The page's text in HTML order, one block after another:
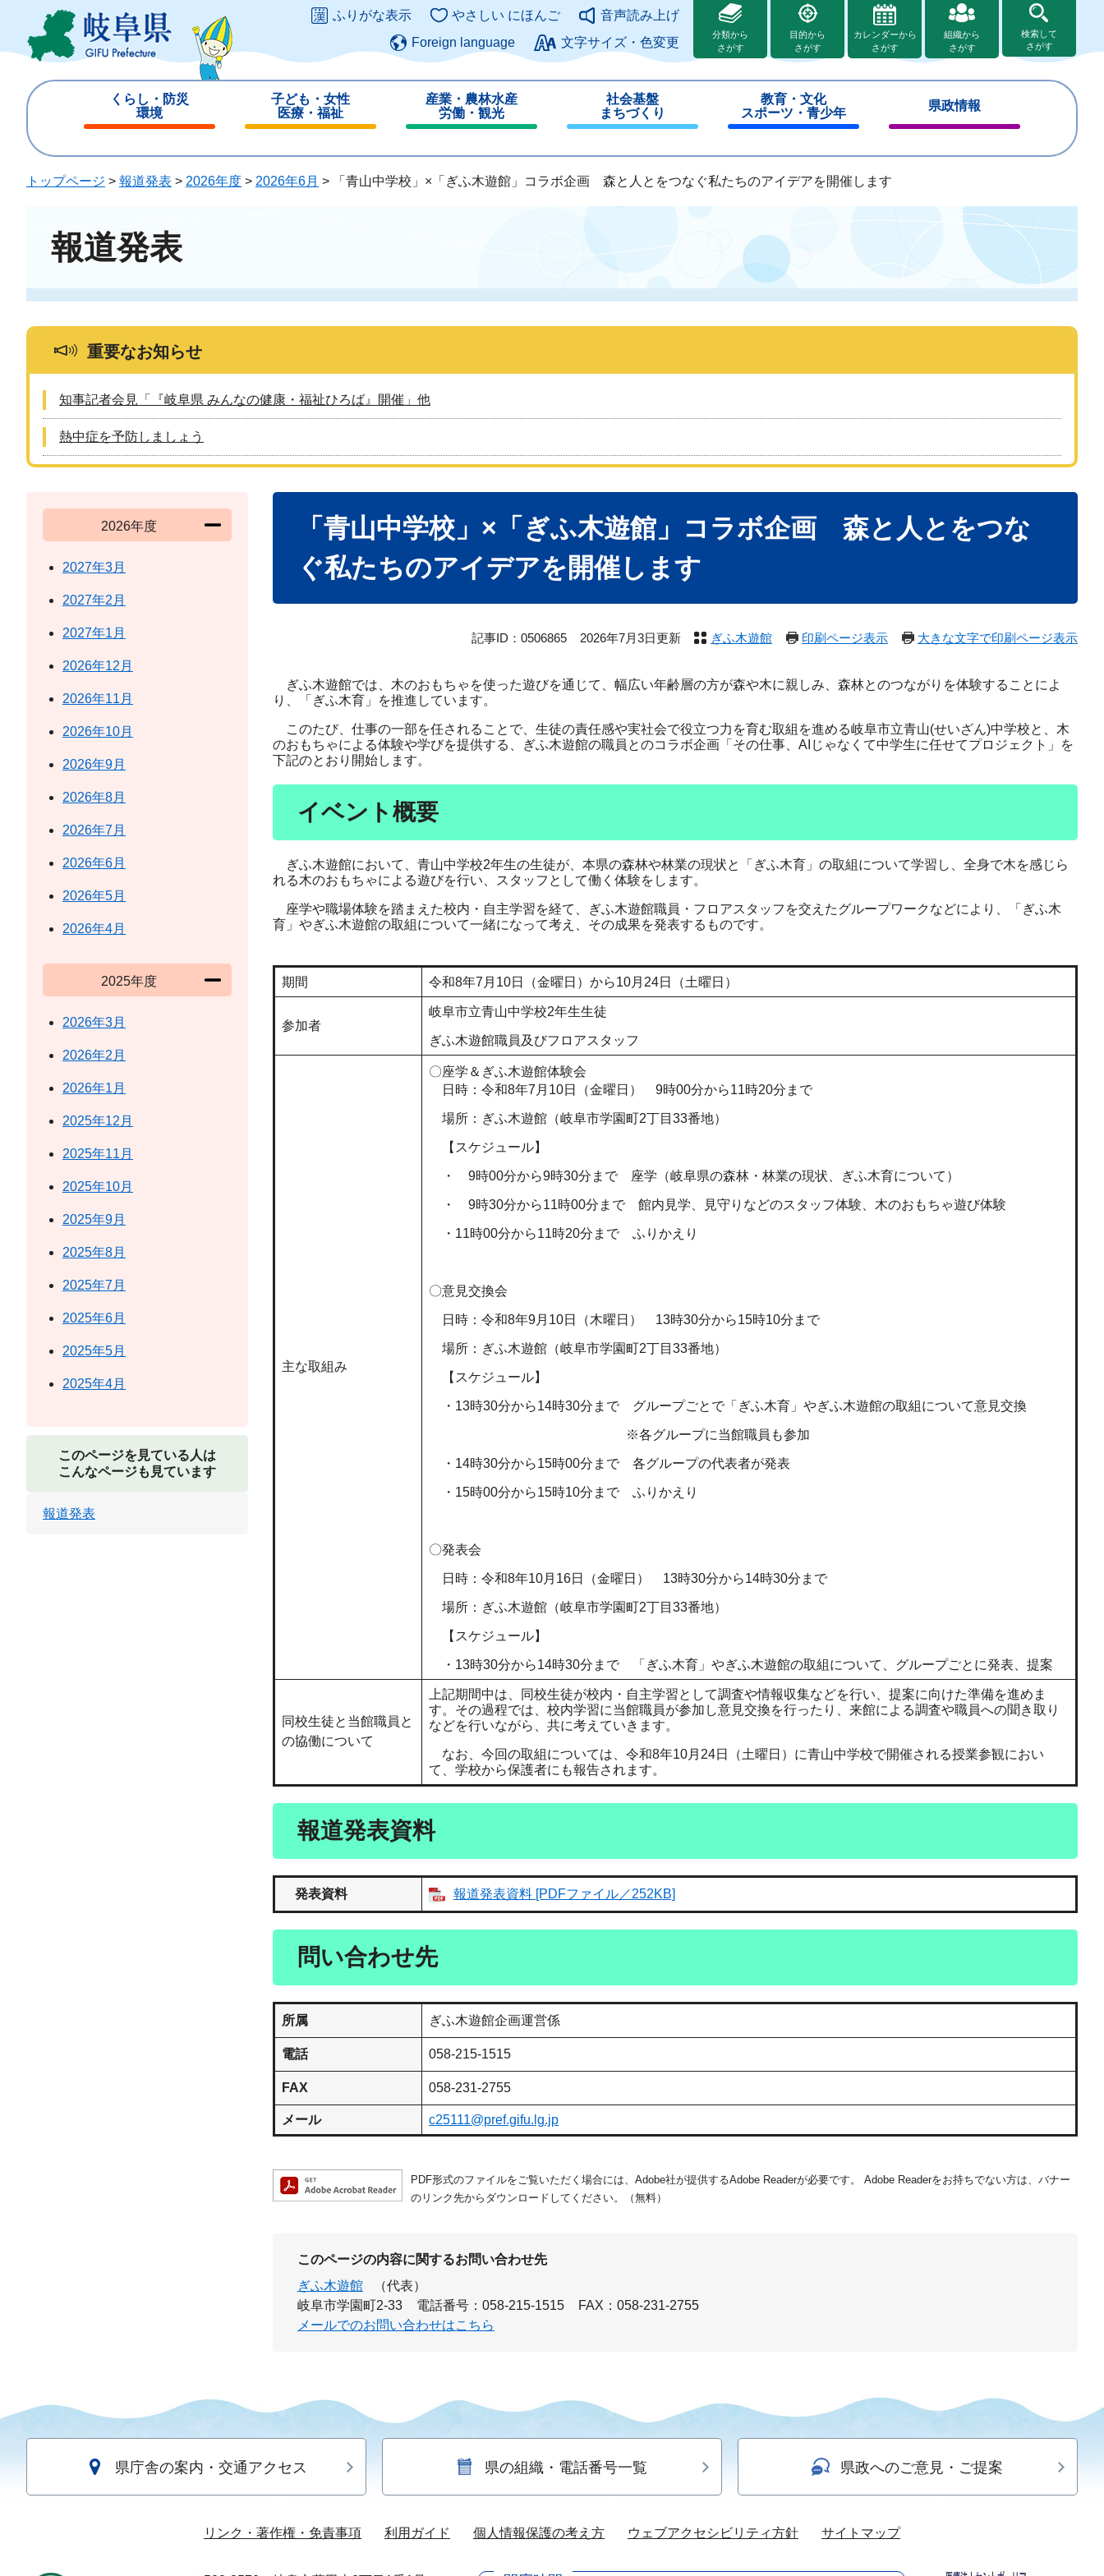
ジ
ュ
このページの本文へ
ふりがな表示 やさしい にほんご
音声読み上げ
Foreign language
文字サイズ・色変更
分類から
さがす
目的から
さがす
カレンダーから
さがす
組織から
さがす
検索して
さがす
くらし・防災
環境
じ
子ども・女性
医療・福祉
じ
る
産業・農林水産
労働・観光
じ
る
社会基盤
まちづくり
じ
る
教育・文化
スポーツ・青少年
じ
る
県政情報
じ
トップページ > 報道発表 > 2026年度 > 2026年6月 > 「青山中学校」×「ぎふ木遊館」コラボ企画 森と人とをつなぐ私たちのアイデアを開催します
報道発表
重要なお知らせ
知事記者会見「『岐阜県 みんなの健康・福祉ひろば』開催」他
熱中症を予防しましょう
「青山中学校」×「ぎふ木遊館」コラボ企画 森と人とをつな
ぐ私たちのアイデアを開催します
記事ID：0506865 2026年7月3日更新 ぎふ木遊館 印刷ページ表示 大きな文字で印刷ページ表示
​​ぎふ木遊館では、木のおもちゃを使った遊びを通じて、幅広い年齢層の方が森や木に親しみ、森林とのつながりを体験することによ
り、「ぎふ木育」を推進しています。
このたび、仕事の一部を任されることで、生徒の責任感や実社会で役立つ力を育む取組を進める岐阜市立青山(せいざん)中学校と、木
のおもちゃによる体験や学びを提供する、ぎふ木遊館の職員とのコラボ企画「その仕事、AIじゃなくて中学生に任せてプロジェクト」を
下記のとおり開始します。
イベント概要
ぎふ木遊館において、青山中学校2年生の生徒が、​本県の森林や林業の現状と「ぎふ木育」の取組について学習し、全身で木を感じら
れる木のおもちゃによる遊びを行い、スタッフとして働く体験をします。
座学や職場体験を踏まえた校内・自主学習を経て、ぎふ木遊館職員・フロアスタッフを交えたグループワークなどにより、「ぎふ木
育」やぎふ木遊館の取組について一緒になって考え、その成果を発表するものです。
期間 令和8年7月10日（金曜日）から10月24日（土曜日）
参加者
岐阜市立青山中学校2年生生徒
ぎふ木遊館職員及びフロアスタッフ
主な取組み
​〇座学＆ぎふ木遊館体験会
日時：令和8年7月10日（金曜日） 9時00分から11時20分まで
場所：ぎふ木遊館（岐阜市学園町2丁目33番地）
【スケジュール】
・ 9時00分から9時30分まで 座学（岐阜県の森林・林業の現状、ぎふ木育について）
・ 9時30分から11時00分まで 館内見学、見守りなどのスタッフ体験、木のおもちゃ遊び体験
・11時00分から11時20分まで ふりかえり
〇意見交換会
日時：令和8年9月10日（木曜日） 13時30分から15時10分まで
場所：ぎふ木遊館（岐阜市学園町2丁目33番地）
【スケジュール】
・13時30分から14時30分まで グループごとで「ぎふ木育」やぎふ木遊館の取組について意見交換
※各グループに当館職員も参加
・14時30分から15時00分まで 各グループの代表者が発表
・15時00分から15時10分まで ふりかえり
〇発表会
日時：令和8年10月16日（金曜日） 13時30分から14時30分まで
場所：ぎふ木遊館（岐阜市学園町2丁目33番地）
【スケジュール】
・13時30分から14時30分まで 「ぎふ木育」やぎふ木遊館の取組について、グループごとに発表、提案
同校生徒と当館職員と
の協働について
上記期間中は、同校生徒が校内・自主学習として調査や情報収集などを行い、提案に向けた準備を進めま
す。その過程では、校内学習に当館職員が参加し意見交換を行ったり、来館による調査や職員への聞き取り
などを行いながら、共に考えていきます。
なお、今回の取組については、令和8年10月24日（土曜日）に青山中学校で開催される授業参観におい
て、学校から保護者にも報告されます。
報道発表資料
発表資料 報道発表資料 [PDFファイル／252KB]
問い合わせ先
所属 ぎふ木遊館企画運営係
電話 058-215-1515
FAX 058-231-2755
メール c25111@pref.gifu.lg.jp
PDF形式のファイルをご覧いただく場合には、Adobe社が提供するAdobe Readerが必要です。
Adobe Readerをお持ちでない方は、バナー
のリンク先からダウンロードしてください。（無料）
このページの内容に関するお問い合わせ先
ぎふ木遊館
（代表）
岐阜市学園町2-33
電話番号：058-215-1515
FAX：058-231-2755
メールでのお問い合わせはこちら
2026年度
2027年3月
2027年2月
2027年1月
2026年12月
2026年11月
2026年10月
2026年9月
2026年8月
2026年7月
2026年6月
2026年5月
2026年4月
2025年度
2026年3月
2026年2月
2026年1月
2025年12月
2025年11月
2025年10月
2025年9月
2025年8月
2025年7月
2025年6月
2025年5月
2025年4月
このページを見ている人は
こんなページも見ています
報道発表
県庁舎の案内・交通アクセス 県の組織・電話番号一覧 県政へのご意見・ご提案
リンク・著作権・免責事項 利用ガイド 個人情報保護の考え方 ウェブアクセシビリティ方針 サイトマップ